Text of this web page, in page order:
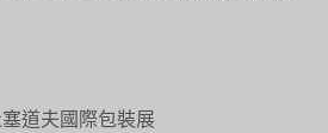
道夫國際包裝展